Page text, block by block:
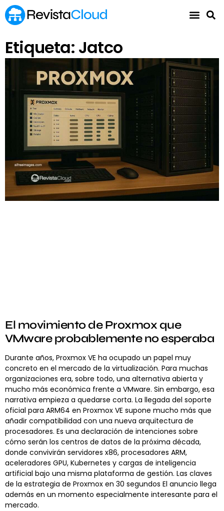
Etiqueta: Jatco
El movimiento de Proxmox que
VMware probablemente no esperaba
Durante años, Proxmox VE ha ocupado un papel muy
concreto en el mercado de la virtualización. Para muchas
organizaciones era, sobre todo, una alternativa abierta y
mucho más económica frente a VMware. Sin embargo, esa
narrativa empieza a quedarse corta. La llegada del soporte
oficial para ARM64 en Proxmox VE supone mucho más que
añadir compatibilidad con una nueva arquitectura de
procesadores. Es una declaración de intenciones sobre
cómo serán los centros de datos de la próxima década,
donde convivirán servidores x86, procesadores ARM,
aceleradores GPU, Kubernetes y cargas de inteligencia
artificial bajo una misma plataforma de gestión. Las claves
de la estrategia de Proxmox en 30 segundos El anuncio llega
además en un momento especialmente interesante para el
mercado.